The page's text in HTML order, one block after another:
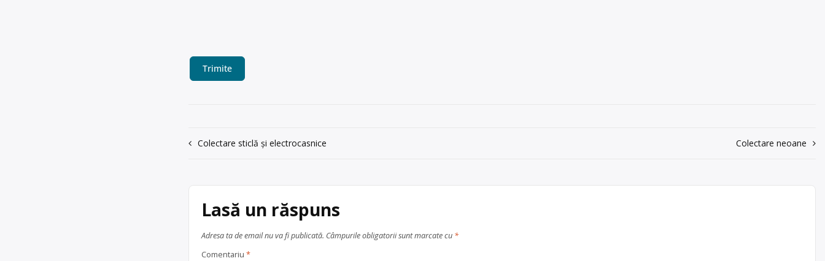
Navigare
Colectare sticlă și electrocasnice Colectare neoane
Lasă un răspuns
Adresa ta de email nu va fi publicată. Câmpurile obligatorii sunt marcate cu *
Comentariu *